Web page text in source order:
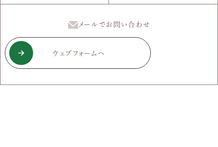
メールでお問い合わせ
ウェブフォームへ